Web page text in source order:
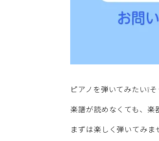
ピアノを弾いてみたい❕
楽譜が読めなくても、楽
まずは楽しく弾いてみま